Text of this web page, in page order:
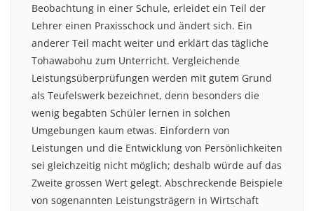
Beobachtung in einer Schule, erleidet ein Teil der
Lehrer einen Praxisschock und ändert sich. Ein
anderer Teil macht weiter und erklärt das tägliche
Tohawabohu zum Unterricht. Vergleichende
Leistungsüberprüfungen werden mit gutem Grund
als Teufelswerk bezeichnet, denn besonders die
wenig begabten Schüler lernen in solchen
Umgebungen kaum etwas. Einfordern von
Leistungen und die Entwicklung von Persönlichkeiten
sei gleichzeitig nicht möglich; deshalb würde auf das
Zweite grossen Wert gelegt. Abschreckende Beispiele
von sogenannten Leistungsträgern in Wirtschaft